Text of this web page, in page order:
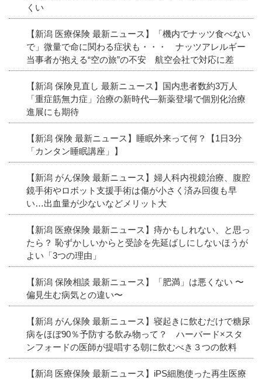
くい
【新潟 医療保険 最新ニュース】「機内でナッツ食べない
で」微量で命に関わる症状も・・・ ナッツアレルギー
当事者が抱える“空の旅”の不安 航空会社で対応に差
【新潟 保険見直し 最新ニュース】国内患者数約3万人
「重症筋無力症」治療の新時代―新薬登場で個別化治療
進展にも期待
【新潟 保険 最新ニュース】睡眠外来って何？【1日3分
「カンタン睡眠講座」】
【新潟 がん保険 最新ニュース】婦人科内視鏡治療、腹腔
鏡手術やロボット支援手術は傷が小さく済み回復も早
い…出血量が少ないなどメリット大
【新潟 医療保険 最新ニュース】痔かもしれない、と思っ
たら？ 恥ずかしいからと受診を先延ばしにしないほうが
よい「3つの理由」
【新潟 保険相談 最新ニュース】「肥満」は悪くない 〜
偏見生む病気との違い〜
【新潟 がん保険 最新ニュース】寝起きに飲むだけで糖尿
病をほぼ90％予防する飲み物って？ ハーバード×スタ
ンフォードの医師が提唱する朝に飲むべき３つの飲料
【新潟 医療保険 最新ニュース】iPS細胞使った再生医療